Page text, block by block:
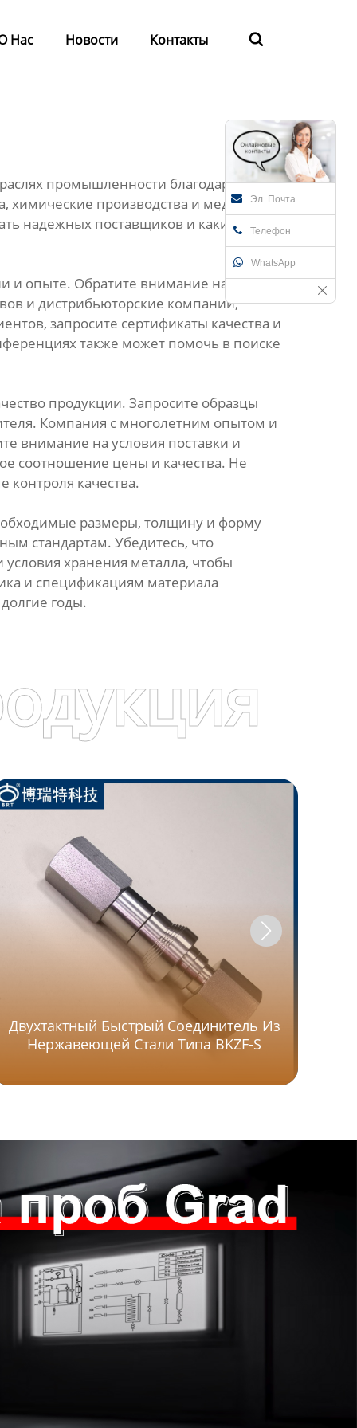
Нас Новости Контакты 
Эл. Почта
Телефон
WhatsApp
промышленности благодаря своей
химические производства и медицинское
надежных поставщиков и какие факторы
и опыте. Обратите внимание на крупные
и дистрибьюторские компании,
запросите сертификаты качества и
также может помочь в поиске
продукции. Запросите образцы
Компания с многолетним опытом и
внимание на условия поставки и
соотношение цены и качества. Не
контроля качества.
размеры, толщину и форму
стандартам. Убедитесь, что
хранения металла, чтобы
и спецификациям материала
годы.
Двухтактный Быстрый Соединитель Из
Нержавеющей Стали Типа BKZF-S